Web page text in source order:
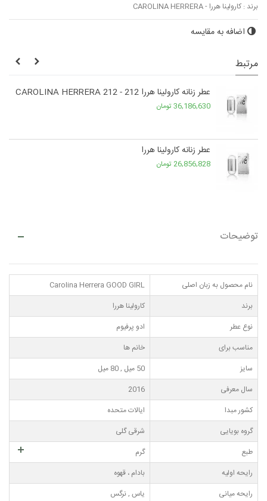
برند : کارولینا هررا - CAROLINA HERRERA
اضافه به مقایسه
مرتبط
عطر زنانه کارولینا هررا CAROLINA HERRERA 212 - 212
36,186,630 تومان
عطر زنانه کارولینا هررا
26,856,828 تومان
توضیحات
نام محصول به زبان اصلی
Carolina Herrera GOOD GIRL
برند
کارولینا هررا
نوع عطر
ادو پرفیوم
مناسب برای
خانم ها
سایز
50 میل , 80 میل
سال معرفی
2016
کشور مبدا
ایالات متحده
گروه بویایی
شرقی گلی
طبع
گرم
رایحه اولیه
بادام ، قهوه
رایحه میانی
یاس , نرگس